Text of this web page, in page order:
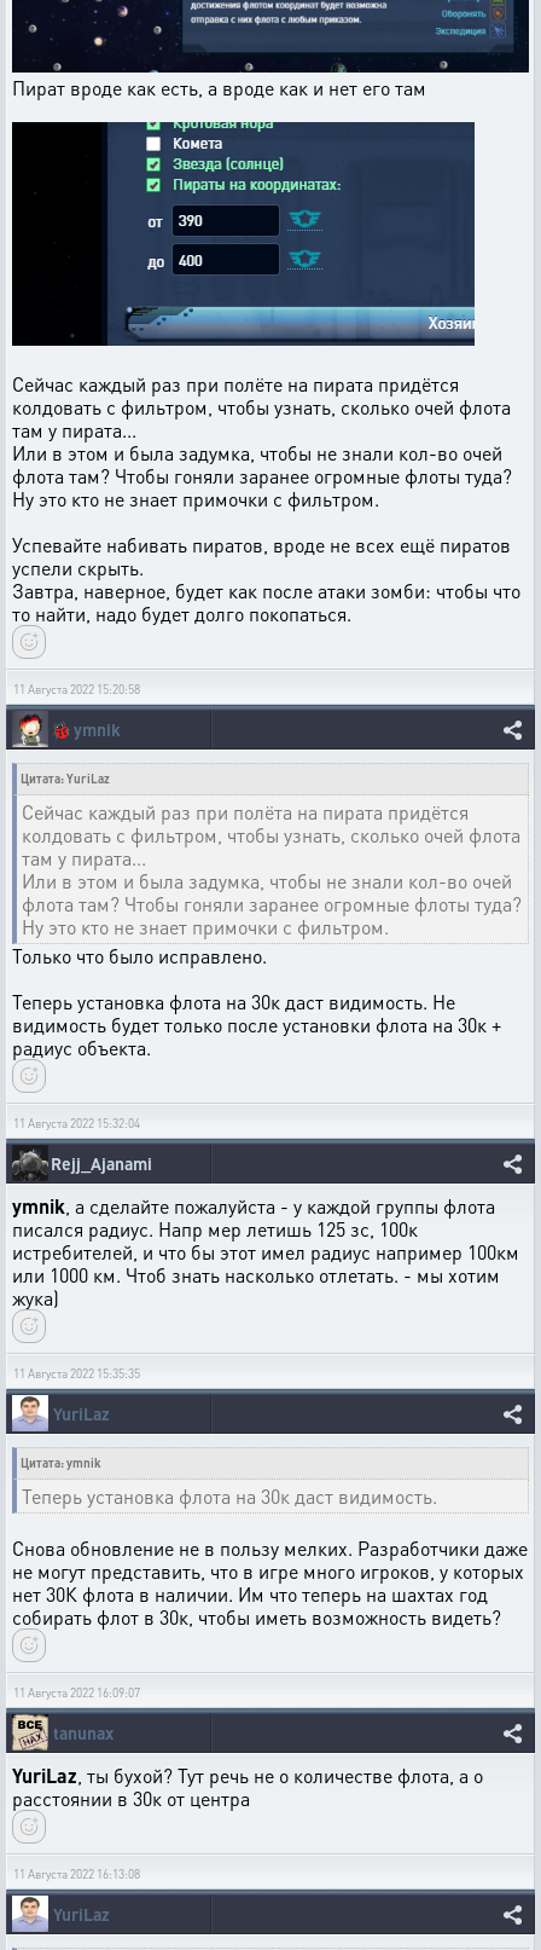
Пират вроде как есть, а вроде как и нет его там
Сейчас каждый раз при полёте на пирата придётся
колдовать с фильтром, чтобы узнать, сколько очей флота
там у пирата...
Или в этом и была задумка, чтобы не знали кол-во очей
флота там? Чтобы гоняли заранее огромные флоты туда?
Ну это кто не знает примочки с фильтром.
Успевайте набивать пиратов, вроде не всех ещё пиратов
успели скрыть.
Завтра, наверное, будет как после атаки зомби: чтобы что
то найти, надо будет долго покопаться.
11 Августа 2022 15:20:58
🐞 ymnik
Цитата: YuriLaz
Сейчас каждый раз при полёта на пирата придётся
колдовать с фильтром, чтобы узнать, сколько очей флота
там у пирата...
Или в этом и была задумка, чтобы не знали кол-во очей
флота там? Чтобы гоняли заранее огромные флоты туда?
Ну это кто не знает примочки с фильтром.
Только что было исправлено.
Теперь установка флота на 30к даст видимость. Не
видимость будет только после установки флота на 30к +
радиус объекта.
11 Августа 2022 15:32:04
Rejj_Ajanami
ymnik , а сделайте пожалуйста - у каждой группы флота
писался радиус. Напр мер летишь 125 зс, 100к
истребителей, и что бы этот имел радиус например 100км
или 1000 км. Чтоб знать насколько отлетать. - мы хотим
жука)
11 Августа 2022 15:35:35
YuriLaz
Цитата: ymnik
Теперь установка флота на 30к даст видимость.
Снова обновление не в пользу мелких. Разработчики даже
не могут представить, что в игре много игроков, у которых
нет 30К флота в наличии. Им что теперь на шахтах год
собирать флот в 30к, чтобы иметь возможность видеть?
11 Августа 2022 16:09:07
tanunax
YuriLaz , ты бухой? Тут речь не о количестве флота, а о
расстоянии в 30к от центра
11 Августа 2022 16:13:08
YuriLaz